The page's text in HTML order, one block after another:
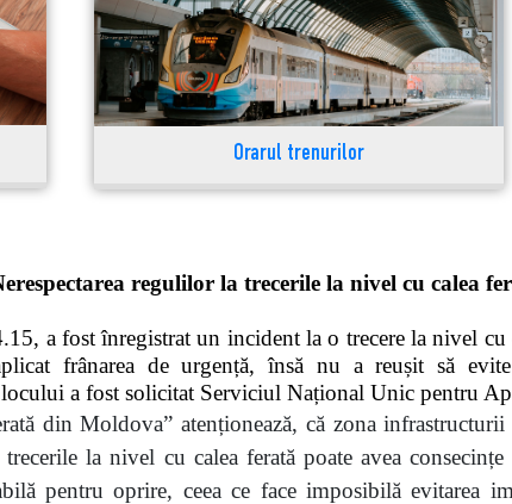
Orarul trenurilor
regulilor la trecerile la nivel cu calea
a fost înregistrat un incident la o trecere la nivel cu
frânarea de urgență, însă nu a reușit să
locului a fost solicitat Serviciul Național Unic pentru
din Moldova” atenționează, că zona
la nivel cu calea ferată poate avea
pentru oprire, ceea ce face imposibilă evitarea